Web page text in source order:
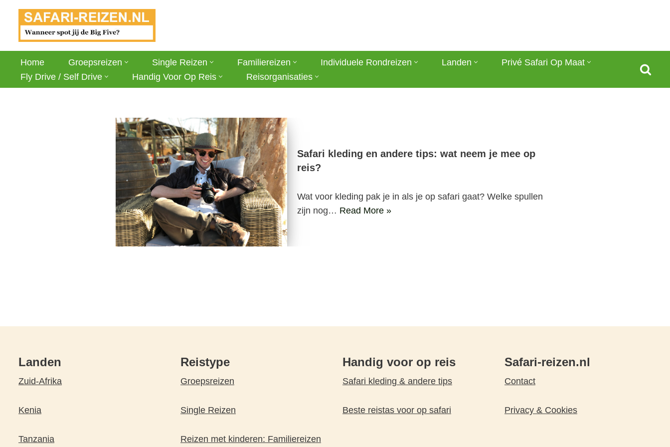
naar
Home Groepsreizen Single Reizen Familiereizen Individuele Rondreizen Landen
Privé Safari Op Maat
Fly Drive / Self Drive
Handig Voor Op Reis Reisorganisaties
Safari kleding en andere tips: wat neem je mee op
reis?
Wat voor kleding pak je in als je op safari gaat? Welke spullen
zijn nog… Read More »
Landen
Zuid-Afrika
Kenia
Tanzania
Reistype
Groepsreizen
Single Reizen
Reizen met kinderen: Familiereizen
Handig voor op reis
Safari kleding & andere tips
Beste reistas voor op safari
Safari-reizen.nl
Contact
Privacy & Cookies